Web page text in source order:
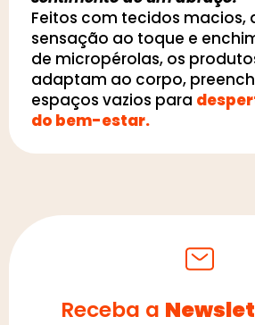
Feitos com tecidos macios,
sensação ao toque e
de micropérolas, os
adaptam ao corpo,
espaços vazios para
do bem-estar.
Receba a